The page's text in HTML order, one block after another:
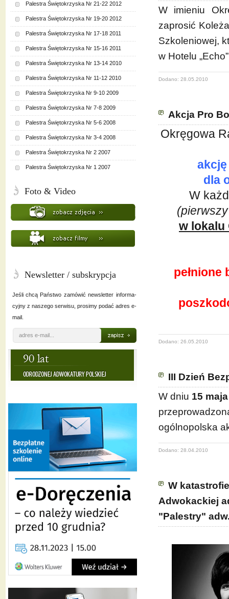
W imieniu
zaprosić
Szkoleniowej,
w Hotelu
Dodano: 28.05.2010
Akcja Pro
Okręgowa
akcję
dla
W
w lokalu
pełnione
Dodano: 26.05.2010
III Dzień
W dniu 15
ogólnopolska
Dodano: 28.04.2010
W
Adwokackiej
"Palestry"
Palestra Świętokrzyska Nr 21-22 2012
Palestra Świętokrzyska Nr 19-20 2012
Palestra Świętokrzyska Nr 17-18 2011
Palestra Świętokrzyska Nr 15-16 2011
Palestra Świętokrzyska Nr 13-14 2010
Palestra Świętokrzyska Nr 11-12 2010
Palestra Świętokrzyska Nr 9-10 2009
Palestra Świętokrzyska Nr 7-8 2009
Palestra Świętokrzyska Nr 5-6 2008
Palestra Świętokrzyska Nr 3-4 2008
Palestra Świętokrzyska Nr 2 2007
Palestra Świętokrzyska Nr 1 2007
Foto & Video
Newsletter / subskrypcja
Jeśli chcą Państwo zamówić newsletter informa-
cyjny z naszego serwisu, prosimy podać adres e-
mail.